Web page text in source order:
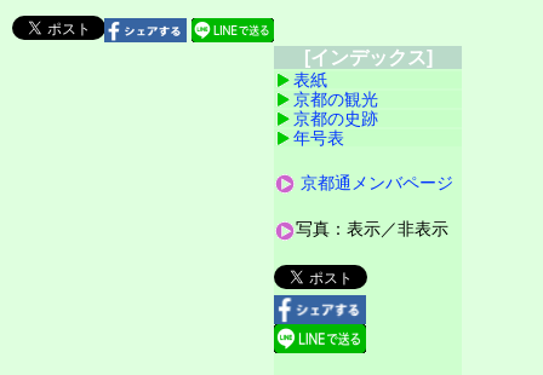
[インデックス]
表紙
京都の観光
京都の史跡
年号表
京都通メンバページ
写真：表示／非表示